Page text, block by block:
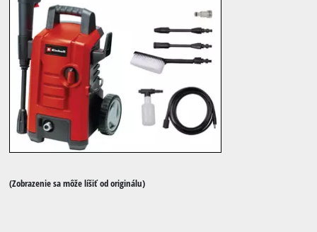
(Zobrazenie sa môže líšiť od originálu)